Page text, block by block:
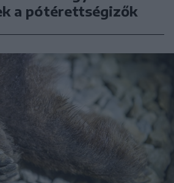
a pótérettségizők